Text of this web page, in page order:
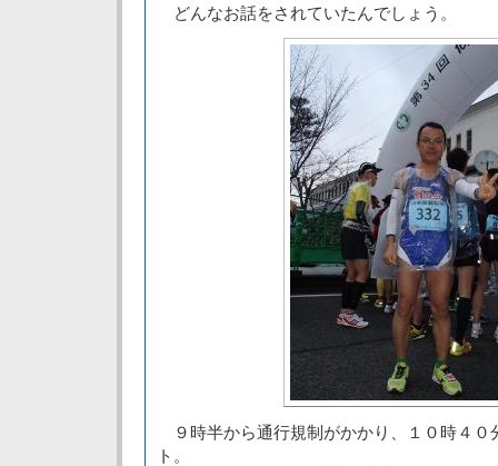
どんなお話をされていたんでしょう。
９時半から通行規制がかかり、１０時４０
ト。